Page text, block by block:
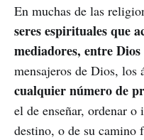
En muchas de las
seres espirituales que
mediadores, entre
mensajeros de Dios, los
cualquier número de
el de enseñar, ordenar
destino, o de su camino